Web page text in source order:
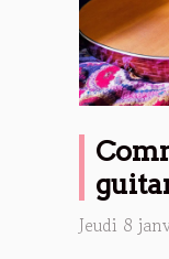
folk
Jeudi 8